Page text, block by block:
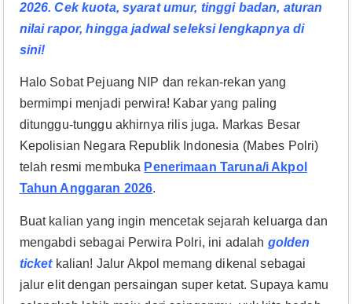
2026. Cek kuota, syarat umur, tinggi badan, aturan
nilai rapor, hingga jadwal seleksi lengkapnya di
sini!
Halo Sobat Pejuang NIP dan rekan-rekan yang
bermimpi menjadi perwira! Kabar yang paling
ditunggu-tunggu akhirnya rilis juga. Markas Besar
Kepolisian Negara Republik Indonesia (Mabes Polri)
telah resmi membuka Penerimaan Taruna/i Akpol
Tahun Anggaran 2026.
Buat kalian yang ingin mencetak sejarah keluarga dan
mengabdi sebagai Perwira Polri, ini adalah golden
ticketkalian! Jalur Akpol memang dikenal sebagai
jalur elit dengan persaingan super ketat. Supaya kamu